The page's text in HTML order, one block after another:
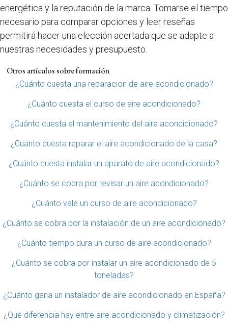
energética y la reputación de la marca. Tomarse el tiempo
necesario para comparar opciones y leer reseñas
permitirá hacer una elección acertada que se adapte a
nuestras necesidades y presupuesto.
Otros artículos sobre formación
¿Cuánto cuesta una reparacion de aire acondicionado?
¿Cuánto cuesta el curso de aire acondicionado?
¿Cuánto cuesta el mantenimiento del aire acondicionado?
¿Cuánto cuesta reparar el aire acondicionado de la casa?
¿Cuánto cuesta instalar un aparato de aire acondicionado?
¿Cuánto se cobra por revisar un aire acondicionado?
¿Cuánto vale un curso de aire acondicionado?
¿Cuánto se cobra por la instalación de un aire acondicionado?
¿Cuánto tiempo dura un curso de aire acondicionado?
¿Cuánto se cobra por instalar un aire acondicionado de 5
toneladas?
¿Cuánto gana un instalador de aire acondicionado en España?
¿Qué diferencia hay entre aire acondicionado y climatización?